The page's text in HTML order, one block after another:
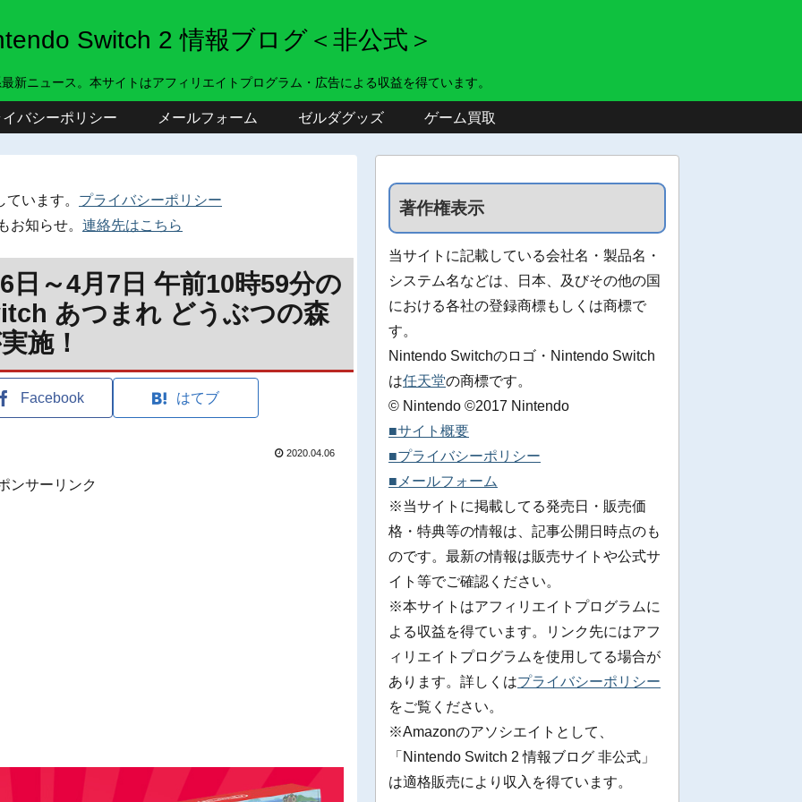
Switch 2 情報ブログ＜非公式＞
新ニュース。本サイトはアフィリエイトプログラム・広告による収益を得ています。
バシーポリシー メールフォーム ゼルダグッズ ゲーム買取
います。 プライバシーポリシー
お知らせ。 連絡先はこちら
～4月7日 午前10時59分の
あつまれ どうぶつの森
施！
Facebook はてブ
2020.04.06
ンサーリンク
著作権表示
当サイトに記載している会社名・製品名・
システム名などは、日本、及びその他の国
における各社の登録商標もしくは商標で
す。
Nintendo Switchのロゴ・Nintendo Switch
は任天堂の商標です。
© Nintendo ©2017 Nintendo
■サイト概要
■プライバシーポリシー
■メールフォーム
※当サイトに掲載してる発売日・販売価
格・特典等の情報は、記事公開日時点のも
のです。最新の情報は販売サイトや公式サ
イト等でご確認ください。
※本サイトはアフィリエイトプログラムに
よる収益を得ています。リンク先にはアフ
ィリエイトプログラムを使用してる場合が
あります。詳しくはプライバシーポリシー
をご覧ください。
※Amazonのアソシエイトとして、
「Nintendo Switch 2 情報ブログ 非公式」
は適格販売により収入を得ています。